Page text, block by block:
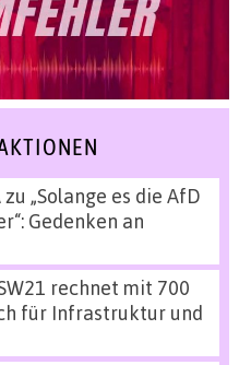
zu „Solange es die AfD
Gedenken an
rechnet mit 700
für Infrastruktur und